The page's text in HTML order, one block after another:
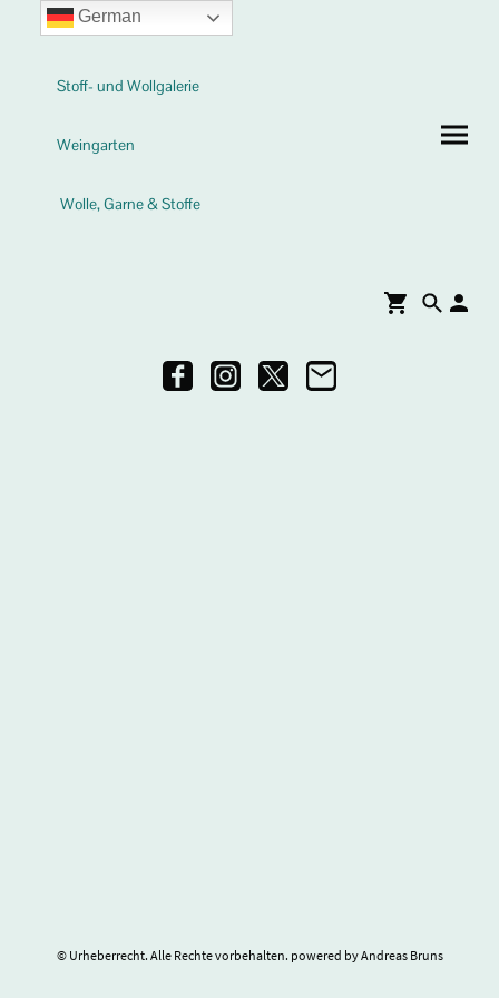
Stoff- und Wollgalerie
Weingarten
Wolle, Garne & Stoffe
© Urheberrecht. Alle Rechte vorbehalten. powered by Andreas Bruns
German